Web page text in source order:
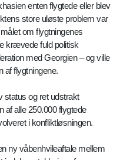
enten flygtede eller blev
store uløste problem var
om flygtningenes
krævede fuld politisk
med Georgien – og ville
af flygtningene.
status og ret udstrakt
alle 250.000 flygtede
i konfliktløsningen.
ny våbenhvileaftale mellem